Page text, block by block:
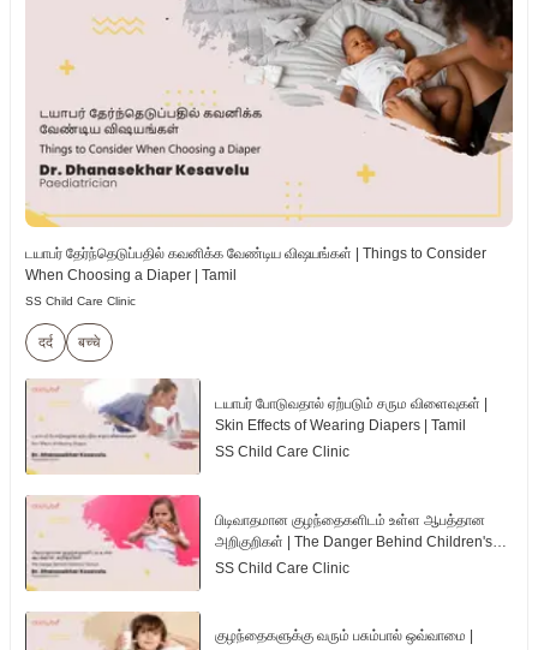
டயாபர் தேர்ந்தெடுப்பதில் கவனிக்க வேண்டிய விஷயங்கள் | Things to Consider
When Choosing a Diaper | Tamil
SS Child Care Clinic
दर्द बच्चे
டயாபர் போடுவதால் ஏற்படும் சரும விளைவுகள் |
Skin Effects of Wearing Diapers | Tamil
SS Child Care Clinic
பிடிவாதமான குழந்தைகளிடம் உள்ள ஆபத்தான
அறிகுறிகள் | The Danger Behind Children's
Tantrum | Tamil
SS Child Care Clinic
குழந்தைகளுக்கு வரும் பசும்பால் ஒவ்வாமை |